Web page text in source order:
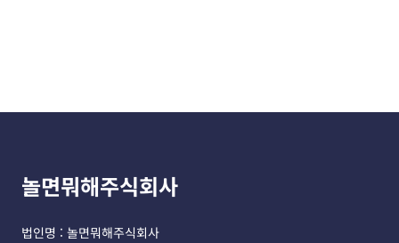
놀면뭐해주식회사
법인명 : 놀면뭐해주식회사